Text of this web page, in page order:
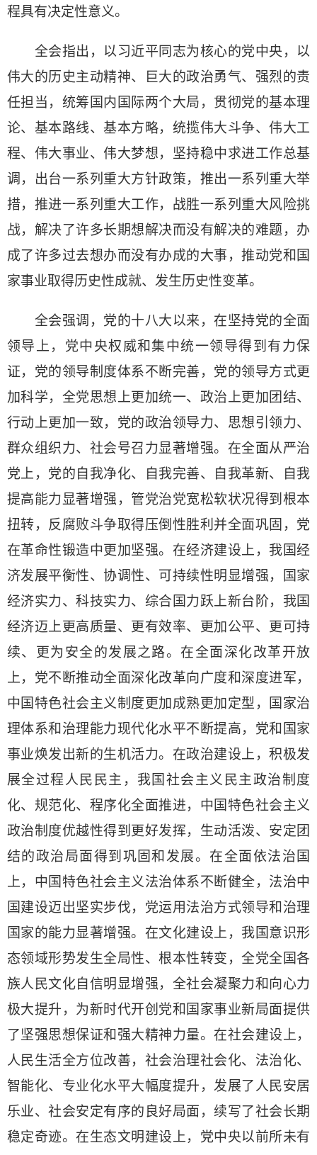
程具有决定性意义。
全会指出，以习近平同志为核心的党中央，以
伟大的历史主动精神、巨大的政治勇气、强烈的责
任担当，统筹国内国际两个大局，贯彻党的基本理
论、基本路线、基本方略，统揽伟大斗争、伟大工
程、伟大事业、伟大梦想，坚持稳中求进工作总基
调，出台一系列重大方针政策，推出一系列重大举
措，推进一系列重大工作，战胜一系列重大风险挑
战，解决了许多长期想解决而没有解决的难题，办
成了许多过去想办而没有办成的大事，推动党和国
家事业取得历史性成就、发生历史性变革。
全会强调，党的十八大以来，在坚持党的全面
领导上，党中央权威和集中统一领导得到有力保
证，党的领导制度体系不断完善，党的领导方式更
加科学，全党思想上更加统一、政治上更加团结、
行动上更加一致，党的政治领导力、思想引领力、
群众组织力、社会号召力显著增强。在全面从严治
党上，党的自我净化、自我完善、自我革新、自我
提高能力显著增强，管党治党宽松软状况得到根本
扭转，反腐败斗争取得压倒性胜利并全面巩固，党
在革命性锻造中更加坚强。在经济建设上，我国经
济发展平衡性、协调性、可持续性明显增强，国家
经济实力、科技实力、综合国力跃上新台阶，我国
经济迈上更高质量、更有效率、更加公平、更可持
续、更为安全的发展之路。在全面深化改革开放
上，党不断推动全面深化改革向广度和深度进军，
中国特色社会主义制度更加成熟更加定型，国家治
理体系和治理能力现代化水平不断提高，党和国家
事业焕发出新的生机活力。在政治建设上，积极发
展全过程人民民主，我国社会主义民主政治制度
化、规范化、程序化全面推进，中国特色社会主义
政治制度优越性得到更好发挥，生动活泼、安定团
结的政治局面得到巩固和发展。在全面依法治国
上，中国特色社会主义法治体系不断健全，法治中
国建设迈出坚实步伐，党运用法治方式领导和治理
国家的能力显著增强。在文化建设上，我国意识形
态领域形势发生全局性、根本性转变，全党全国各
族人民文化自信明显增强，全社会凝聚力和向心力
极大提升，为新时代开创党和国家事业新局面提供
了坚强思想保证和强大精神力量。在社会建设上，
人民生活全方位改善，社会治理社会化、法治化、
智能化、专业化水平大幅度提升，发展了人民安居
乐业、社会安定有序的良好局面，续写了社会长期
稳定奇迹。在生态文明建设上，党中央以前所未有